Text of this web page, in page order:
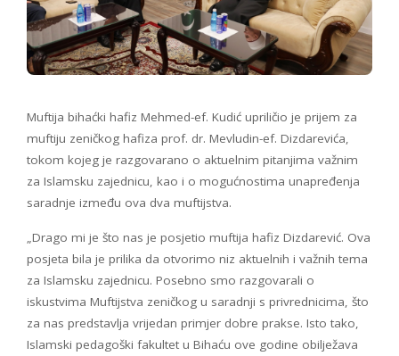
Muftija bihaćki hafiz Mehmed-ef. Kudić upriličio je prijem za
muftiju zeničkog hafiza prof. dr. Mevludin-ef. Dizdarevića,
tokom kojeg je razgovarano o aktuelnim pitanjima važnim
za Islamsku zajednicu, kao i o mogućnostima unapređenja
saradnje između ova dva muftijstva.
„Drago mi je što nas je posjetio muftija hafiz Dizdarević. Ova
posjeta bila je prilika da otvorimo niz aktuelnih i važnih tema
za Islamsku zajednicu. Posebno smo razgovarali o
iskustvima Muftijstva zeničkog u saradnji s privrednicima, što
za nas predstavlja vrijedan primjer dobre prakse. Isto tako,
Islamski pedagoški fakultet u Bihaću ove godine obilježava